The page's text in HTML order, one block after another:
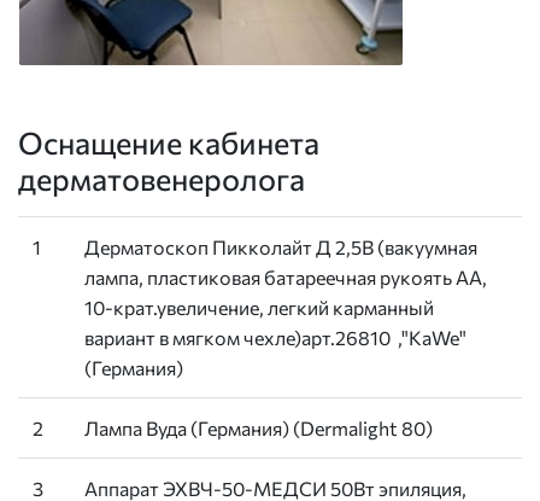
Оснащение кабинета
дерматовенеролога
1
Дерматоскоп Пикколайт Д 2,5В (вакуумная
лампа, пластиковая батареечная рукоять АА,
10-крат.увеличение, легкий карманный
вариант в мягком чехле)арт.26810 ,"KaWe"
(Германия)
2 Лампа Вуда (Германия) (Dermalight 80)
3
Аппарат ЭХВЧ-50-МЕДСИ 50Вт эпиляция,